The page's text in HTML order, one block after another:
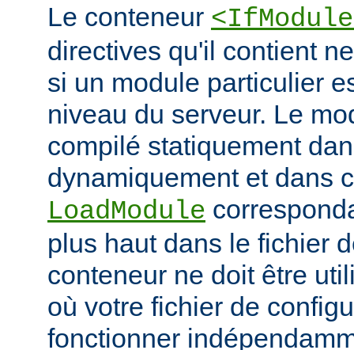
Le conteneur
directives qu'il contient
si un module particulier
niveau du serveur. Le
compilé statiquement
dynamiquement et dans
LoadModule
plus haut dans le fichier
conteneur ne doit être
où votre fichier de
fonctionner